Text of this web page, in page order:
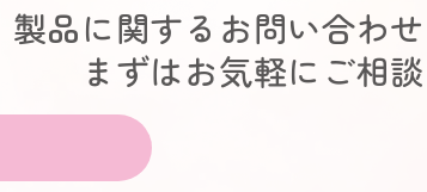
製品に関するお問い合わ
まずはお気軽にご相